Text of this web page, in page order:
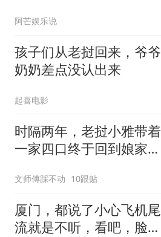
阿芒娱乐说
孩子们从老挝回来，爷爷
奶奶差点没认出来
起喜电影
时隔两年，老挝小雅带着
一家四口终于回到娘家，
文师傅踩不动 10跟贴
厦门，都说了小心飞机尾
流就是不听，看吧，脸都